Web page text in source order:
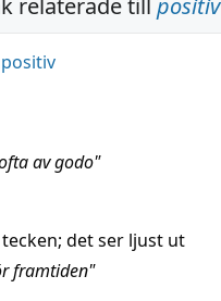
relaterade till positiv
positiv
av godo"
det ser ljust ut
framtiden"